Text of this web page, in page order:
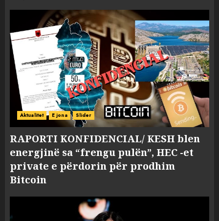
Aktualitet E jona Slider
RAPORTI KONFIDENCIAL/ KESH blen
energjinë sa “frengu pulën”, HEC -et
private e përdorin për prodhim
Bitcoin